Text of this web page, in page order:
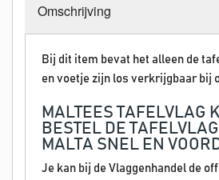
Omschrijving
Bij dit item bevat het alleen de
en voetje zijn los verkrijgbaar bij
MALTEES TAFELVLAG
BESTEL DE TAFELVLAG
MALTA SNEL EN
Je kan bij de Vlaggenhandel de